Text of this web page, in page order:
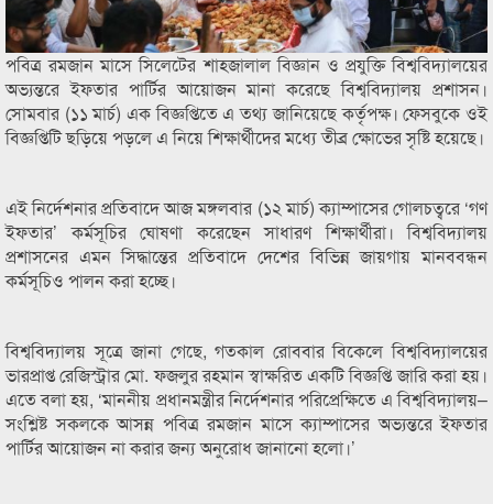
পবিত্র রমজান মাসে সিলেটের শাহজালাল বিজ্ঞান ও প্রযুক্তি বিশ্ববিদ্যালয়ের
অভ্যন্তরে ইফতার পার্টির আয়োজন মানা করেছে বিশ্ববিদ্যালয় প্রশাসন।
সোমবার (১১ মার্চ) এক বিজ্ঞপ্তিতে এ তথ্য জানিয়েছে কর্তৃপক্ষ। ফেসবুকে ওই
বিজ্ঞপ্তিটি ছড়িয়ে পড়লে এ নিয়ে শিক্ষার্থীদের মধ্যে তীব্র ক্ষোভের সৃষ্টি হয়েছে।
এই নির্দেশনার প্রতিবাদে আজ মঙ্গলবার (১২ মার্চ) ক্যাম্পাসের গোলচত্বরে ‘গণ
ইফতার’ কর্মসূচির ঘোষণা করেছেন সাধারণ শিক্ষার্থীরা। বিশ্ববিদ্যালয়
প্রশাসনের এমন সিদ্ধান্তের প্রতিবাদে দেশের বিভিন্ন জায়গায় মানববন্ধন
কর্মসূচিও পালন করা হচ্ছে।
বিশ্ববিদ্যালয় সূত্রে জানা গেছে, গতকাল রোববার বিকেলে বিশ্ববিদ্যালয়ের
ভারপ্রাপ্ত রেজিস্ট্রার মো. ফজলুর রহমান স্বাক্ষরিত একটি বিজ্ঞপ্তি জারি করা হয়।
এতে বলা হয়, ‘মাননীয় প্রধানমন্ত্রীর নির্দেশনার পরিপ্রেক্ষিতে এ বিশ্ববিদ্যালয়–
সংশ্লিষ্ট সকলকে আসন্ন পবিত্র রমজান মাসে ক্যাম্পাসের অভ্যন্তরে ইফতার
পার্টির আয়োজন না করার জন্য অনুরোধ জানানো হলো।’